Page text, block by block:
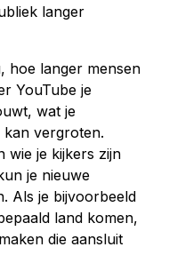
langer
hoe langer mensen
YouTube je
wat je
vergroten.
wie je kijkers zijn
je nieuwe
Als je bijvoorbeeld
land komen,
die aansluit